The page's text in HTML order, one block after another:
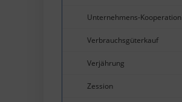
Unternehmens-Kooperation
Verbrauchsgüterkauf
Verjährung
Zession